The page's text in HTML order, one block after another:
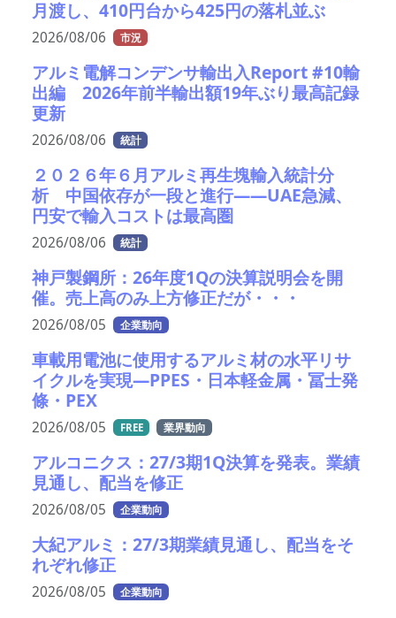
月渡し、410円台から425円の落札並ぶ
2026/08/06 市況
アルミ電解コンデンサ輸出入Report #10輸
出編 2026年前半輸出額19年ぶり最高記録
更新
2026/08/06 統計
２０２６年６月アルミ再生塊輸入統計分
析 中国依存が一段と進行――UAE急減、
円安で輸入コストは最高圏
2026/08/06 統計
神戸製鋼所：26年度1Qの決算説明会を開
催。売上高のみ上方修正だが・・・
2026/08/05 企業動向
車載用電池に使用するアルミ材の水平リサ
イクルを実現―PPES・日本軽金属・冨士発
條・PEX
2026/08/05 FREE 業界動向
アルコニクス：27/3期1Q決算を発表。業績
見通し、配当を修正
2026/08/05 企業動向
大紀アルミ：27/3期業績見通し、配当をそ
れぞれ修正
2026/08/05 企業動向